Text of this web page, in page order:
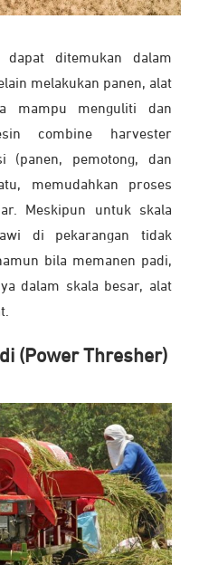
dapat ditemukan dalam
melakukan panen, alat
mampu menguliti dan
combine harvester
(panen, pemotong, dan
memudahkan proses
Meskipun untuk skala
di pekarangan tidak
bila memanen padi,
dalam skala besar, alat
(Power Thresher)